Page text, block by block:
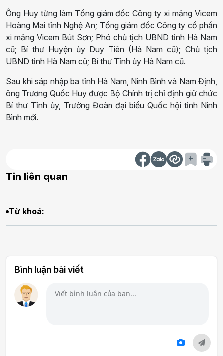
Ông Huy từng làm Tổng giám đốc Công ty xi măng Vicem
Hoàng Mai tỉnh Nghệ An; Tổng giám đốc Công ty cổ phần
xi măng Vicem Bút Sơn; Phó chủ tịch UBND tỉnh Hà Nam
cũ; Bí thư Huyện ủy Duy Tiên (Hà Nam cũ); Chủ tịch
UBND tỉnh Hà Nam cũ; Bí thư Tỉnh ủy Hà Nam cũ.
Sau khi sáp nhập ba tỉnh Hà Nam, Ninh Bình và Nam Định,
ông Trương Quốc Huy được Bộ Chính trị chỉ định giữ chức
Bí thư Tỉnh ủy, Trưởng Đoàn đại biểu Quốc hội tỉnh Ninh
Bình mới.
Tin liên quan
Từ khoá:
Bình luận bài viết